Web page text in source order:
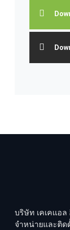
บริษัท เคเคแอล
จำหน่ายและติด